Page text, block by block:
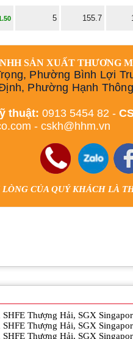
5 155.7
SẢN XUẤT THƯƠNG
Phường Bình Lợi
Phường Hạnh
thuật: 0913 5454 82 -
- cskh@hhm.vn
CỦA QUÝ KHÁCH LÀ
Thượng Hải, SGX
Thượng Hải, SGX
Thượng Hải, SGX